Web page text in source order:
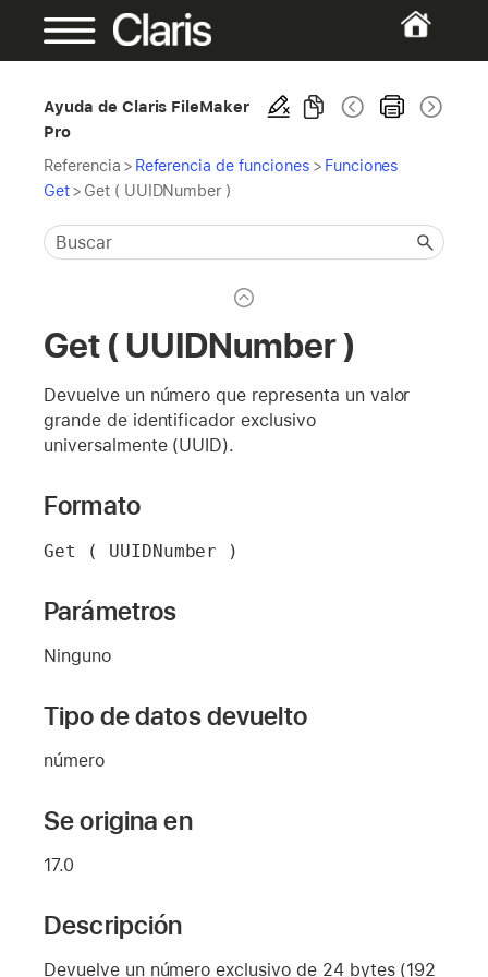
Ayuda de Claris FileMaker
Pro
Referencia > Referencia de funciones > Funciones
Get> Get ( UUIDNumber )
Get ( UUIDNumber )
Devuelve un número que representa un valor
grande de identificador exclusivo
universalmente (UUID).
Formato
Get ( UUIDNumber )
Parámetros
Ninguno
Tipo de datos devuelto
número
Se origina en
17.0
Descripción
Devuelve un número exclusivo de 24 bytes (192